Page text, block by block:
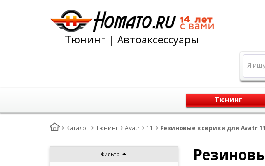
Тюнинг | Автоаксессуары
Я
Тюнинг
Каталог Тюнинг Avatr 11 Резиновые коврики для Avatr 11
Фильтр